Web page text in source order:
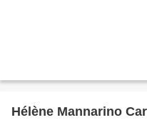
Hélène Mannarino